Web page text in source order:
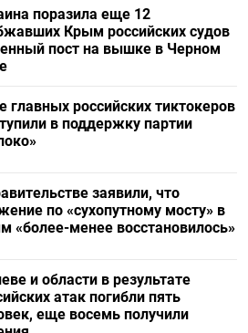
поразила еще 12
Крым российских судов
пост на вышке в Черном
главных российских тиктокеров
в поддержку партии
заявили, что
по «сухопутному мосту» в
«более-менее восстановилось»
и области в результате
атак погибли пять
еще восемь получили